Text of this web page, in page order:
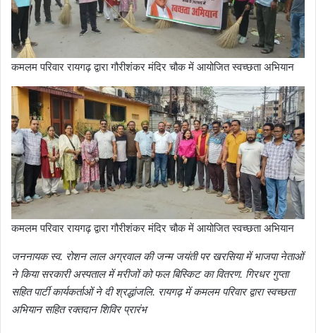
कमलम परिवार रायगढ़ द्वारा गौरीशंकर मंदिर चौक में आयोजित स्वच्छता अभियान
कमलम परिवार रायगढ़ द्वारा गौरीशंकर मंदिर चौक में आयोजित स्वच्छता अभियान
जननायक स्व. रोशन लाल अग्रवाल की जन्म जयंती पर खरसिया में भाजपा नेताओं
ने किया सरकारी अस्पताल में मरीजों को फल बिस्किट का वितरण. गिरधर गुप्ता
सहित पार्टी कार्यकर्ताओं ने दी श्रद्धांजलि. रायगढ़ में कमलम परिवार द्वारा स्वच्छता
अभियान सहित रक्तदान शिविर प्रारंभ